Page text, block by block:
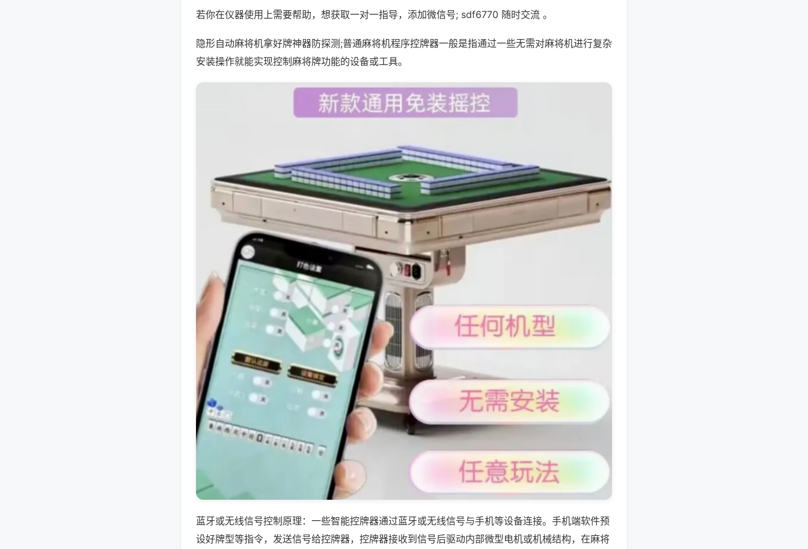
若你在仪器使用上需要帮助，想获取一对一指导，添加微信号; sdf6770 随时交流 。
隐形自动麻将机拿好牌神器防探测;普通麻将机程序控牌器一般是指通过一些无需对麻将机进行复杂
安装操作就能实现控制麻将牌功能的设备或工具。
蓝牙或无线信号控制原理：一些智能控牌器通过蓝牙或无线信号与手机等设备连接。手机端软件预
设好牌型等指令，发送信号给控牌器，控牌器接收到信号后驱动内部微型电机或机械结构，在麻将